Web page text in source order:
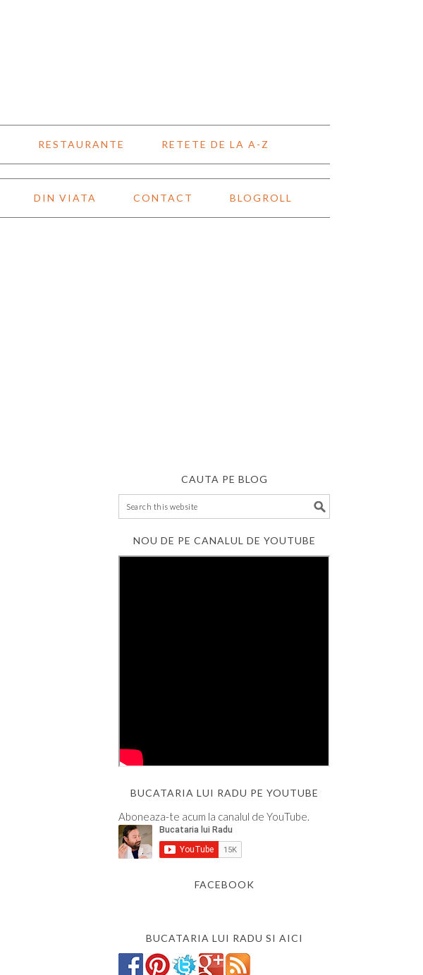
RESTAURANTE RETETE DE LA A-Z
DIN VIATA CONTACT BLOGROLL
CAUTA PE BLOG
NOU DE PE CANALUL DE YOUTUBE
BUCATARIA LUI RADU PE YOUTUBE
Aboneaza-te acum la canalul de YouTube.
FACEBOOK
BUCATARIA LUI RADU SI AICI